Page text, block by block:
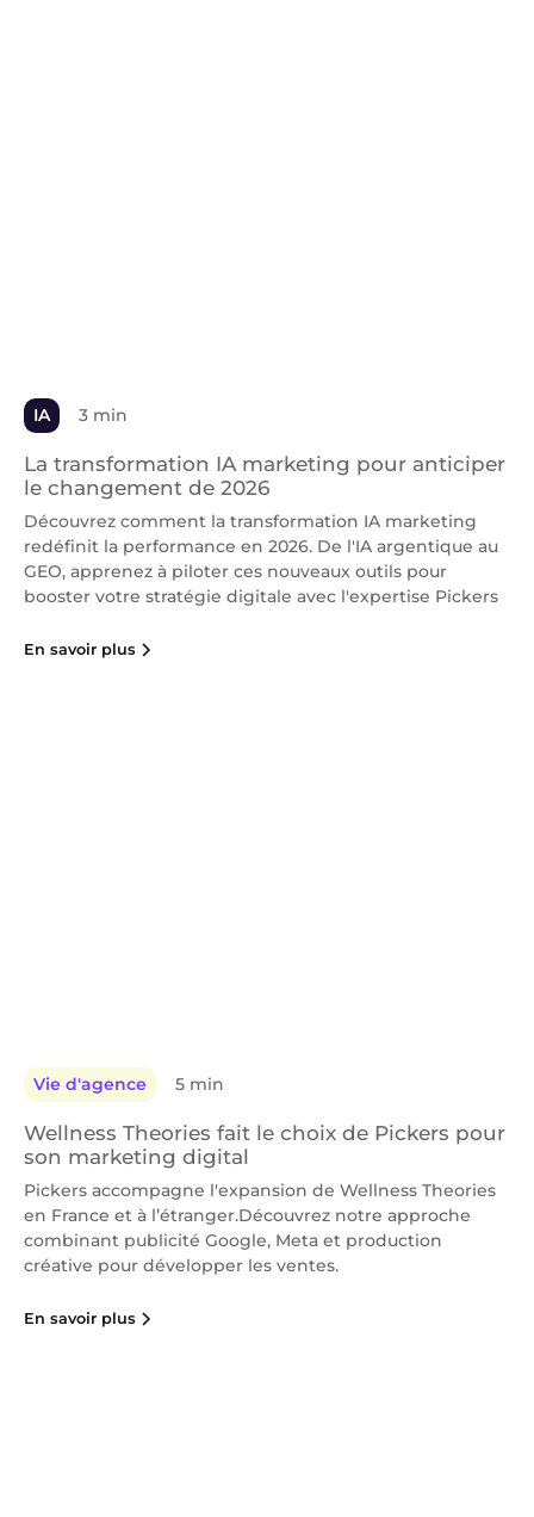
IA 3 min
La transformation IA marketing pour anticiper
le changement de 2026
Découvrez comment la transformation IA marketing
redéfinit la performance en 2026. De l'IA argentique au
GEO, apprenez à piloter ces nouveaux outils pour
booster votre stratégie digitale avec l'expertise Pickers
En savoir plus
Vie d'agence 5 min
Wellness Theories fait le choix de Pickers pour
son marketing digital
Pickers accompagne l'expansion de Wellness Theories
en France et à l’étranger.Découvrez notre approche
combinant publicité Google, Meta et production
créative pour développer les ventes.
En savoir plus